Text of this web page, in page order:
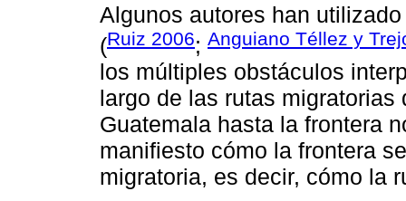
Algunos autores han
(Ruiz 2006; Anguiano Téllez y
los múltiples obstáculos
largo de las rutas
Guatemala hasta la frontera
manifiesto cómo la frontera
migratoria, es decir, cómo la